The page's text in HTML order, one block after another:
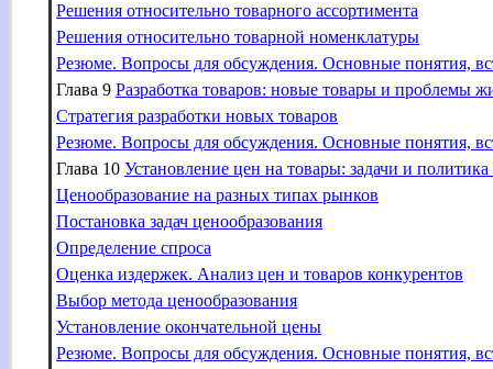
Решения относительно товарного ассортимента
Решения относительно товарной номенклатуры
Резюме. Вопросы для обсуждения. Основные понятия,
Глава 9 Разработка товаров: новые товары и проблемы
Стратегия разработки новых товаров
Резюме. Вопросы для обсуждения. Основные понятия,
Глава 10 Установление цен на товары: задачи и
Ценообразование на разных типах рынков
Постановка задач ценообразования
Определение спроса
Оценка издержек. Анализ цен и товаров конкурентов
Выбор метода ценообразования
Установление окончательной цены
Резюме. Вопросы для обсуждения. Основные понятия,